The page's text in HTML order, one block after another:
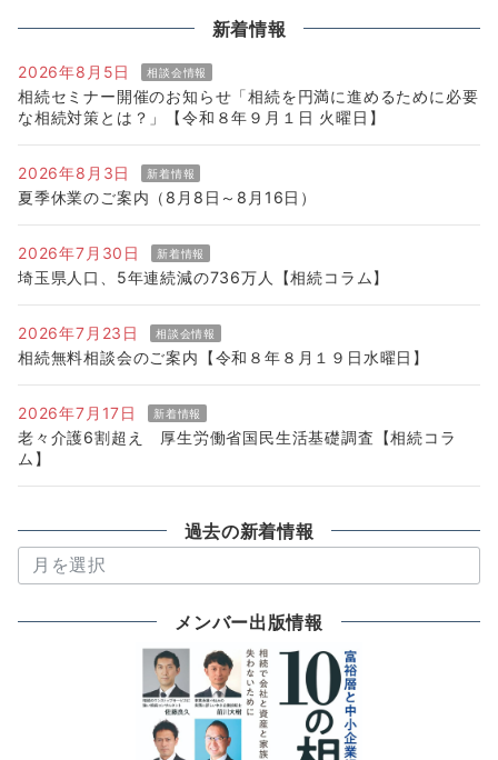
新着情報
2026年8月5日 相談会情報
相続セミナー開催のお知らせ「相続を円満に進めるために必要
な相続対策とは？」【令和８年９月１日 火曜日】
2026年8月3日 新着情報
夏季休業のご案内（8月8日～8月16日）
2026年7月30日 新着情報
埼玉県人口、5年連続減の736万人【相続コラム】
2026年7月23日 相談会情報
相続無料相談会のご案内【令和８年８月１９日水曜日】
2026年7月17日 新着情報
老々介護6割超え 厚生労働省国民生活基礎調査【相続コラ
ム】
過去の新着情報
去
メンバー出版情報